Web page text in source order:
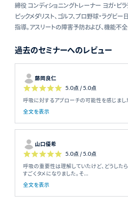
締役 コンディショニングトレーナー ヨガ・ピラ
ピックメダリスト、ゴルフ、プロ野球・ラグビ
指導。アスリートの障害予防および、機能不
過去のセミナーへのレビュー
藤岡良仁
5.0点 /5.0点
呼吸に対するアプローチの可能性を感じまし
全文を表示
山口優希
5.0点 /5.0点
呼吸の重要性は理解していたけど、どうした
すごくタメになりました。そ...
全文を表示